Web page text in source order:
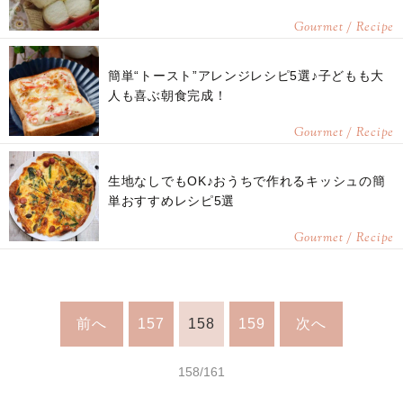
Gourmet / Recipe
簡単“トースト”アレンジレシピ5選♪子どもも大
人も喜ぶ朝食完成！
Gourmet / Recipe
生地なしでもOK♪おうちで作れるキッシュの簡
単おすすめレシピ5選
Gourmet / Recipe
前へ 157 158 159 次へ
158/161